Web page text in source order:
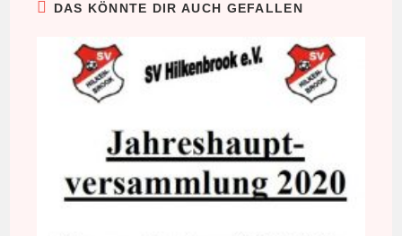
DAS KÖNNTE DIR AUCH GEFALLEN